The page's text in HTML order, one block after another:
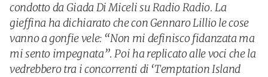
condotto da Giada Di Miceli su Radio Radio. La
gieffina ha dichiarato che con Gennaro Lillio le cose
vanno a gonfie vele: “Non mi definisco fidanzata ma
mi sento impegnata”. Poi ha replicato alle voci che la
vedrebbero tra i concorrenti di ‘Temptation Island